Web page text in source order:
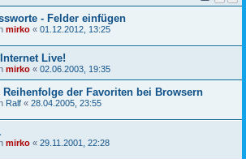
- Felder einfügen
mirko « 01.12.2012, 13:25
Live!
mirko « 02.06.2003, 19:35
der Favoriten bei Browsern
Ralf « 28.04.2005, 23:55
mirko « 29.11.2001, 22:28